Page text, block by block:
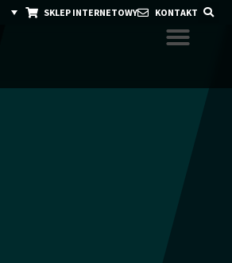
SKLEP INTERNETOWY KONTAKT